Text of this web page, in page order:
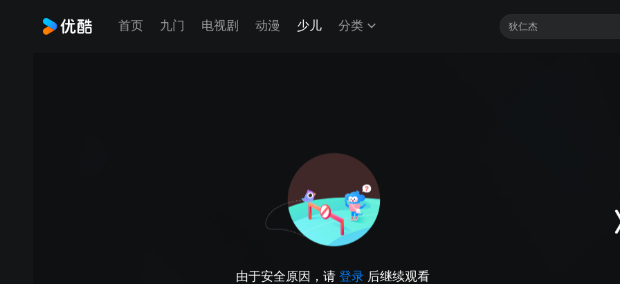
首页 九门 电视剧 动漫 少儿 分类
由于安全原因，请 登录 后继续观看